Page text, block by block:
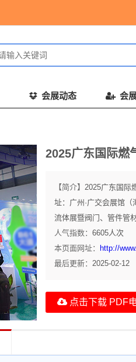
会展动态 会
2025广东国际燃
【简介】 2025广东国际
址：广州·广交会展馆
流体展暨阀门、管件管
人气指数： 6605人次
本页面网址：
http://
最后更新： 2025-02-12
点击下载 PDF